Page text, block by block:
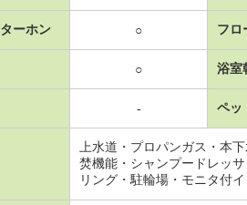
ーホン ○ フロ
○ 浴室
- ペッ
上水道・プロパンガス・本
焚機能・シャンプードレッ
リング・駐輪場・モニタ付